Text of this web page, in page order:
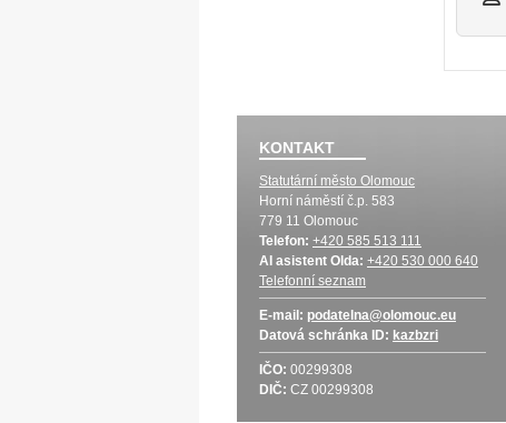
KONTAKT
Statutární město Olomouc
Horní náměstí č.p. 583
779 11 Olomouc
Telefon: +420 585 513 111
AI asistent Olda: +420 530 000 640
Telefonní seznam
E-mail: podatelna@olomouc.eu
Datová schránka ID: kazbzri
IČO: 00299308
DIČ: CZ 00299308